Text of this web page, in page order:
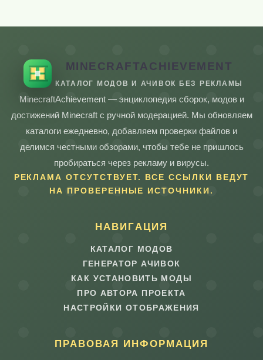
MINECRAFTACHIEVEMENT
КАТАЛОГ МОДОВ И АЧИВОК БЕЗ РЕКЛАМЫ
MinecraftAchievement — энциклопедия сборок, модов и
достижений Minecraft с ручной модерацией. Мы обновляем
каталоги ежедневно, добавляем проверки файлов и
делимся честными обзорами, чтобы тебе не пришлось
пробираться через рекламу и вирусы.
РЕКЛАМА ОТСУТСТВУЕТ. ВСЕ ССЫЛКИ ВЕДУТ
НА ПРОВЕРЕННЫЕ ИСТОЧНИКИ.
НАВИГАЦИЯ
КАТАЛОГ МОДОВ
ГЕНЕРАТОР АЧИВОК
КАК УСТАНОВИТЬ МОДЫ
ПРО АВТОРА ПРОЕКТА
НАСТРОЙКИ ОТОБРАЖЕНИЯ
ПРАВОВАЯ ИНФОРМАЦИЯ